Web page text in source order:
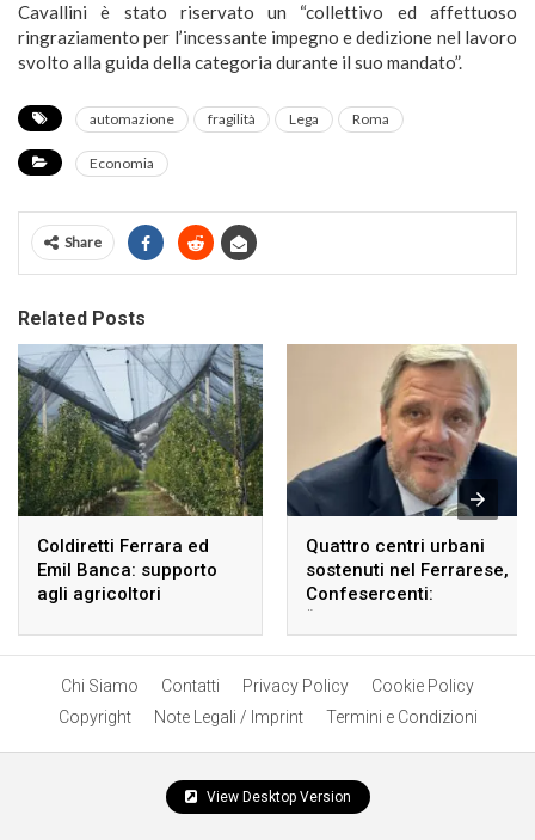
Cavallini è stato riservato un “collettivo ed affettuoso
ringraziamento per l’incessante impegno e dedizione nel lavoro
svolto alla guida della categoria durante il suo mandato”.
automazione fragilità Lega Roma
Economia
Share
Related Posts
Coldiretti Ferrara ed
Emil Banca: supporto
agli agricoltori
avversità atmosferiche.
Quattro centri urbani
sostenuti nel Ferrarese,
Confesercenti:
“Risultato significativo”
Chi Siamo Contatti Privacy Policy
Cookie Policy
Copyright
Note Legali / Imprint Termini e Condizioni
View Desktop Version